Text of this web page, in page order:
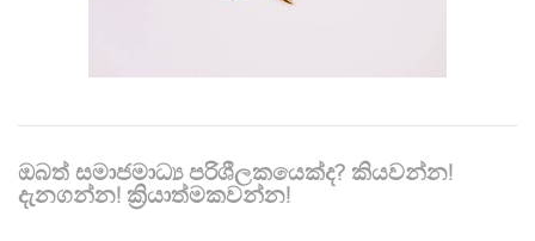
ඔබත් සමාජමාධ්‍ය පරිශීලකයෙක්ද? කියවන්න!
දැනගන්න! ක්‍රියාත්මකවන්න!